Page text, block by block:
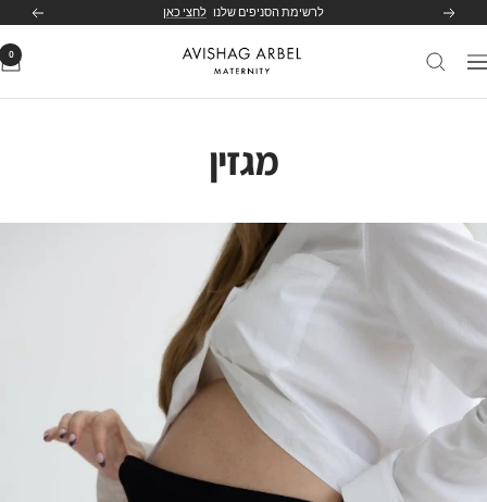
הקודם לרשימת הסניפים שלנו לחצי כאן הבא
ניווט
Avishag
0
מגזין